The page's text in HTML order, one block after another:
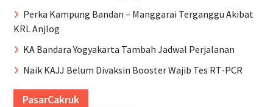
Perka Kampung Bandan – Manggarai Terganggu Akibat
KRL Anjlog
KA Bandara Yogyakarta Tambah Jadwal Perjalanan
Naik KAJJ Belum Divaksin Booster Wajib Tes RT-PCR
PasarCakruk